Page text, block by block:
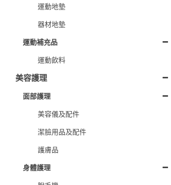
運動地墊
器材地墊
運動補充品
運動飲料
美容護理
面部護理
美容儀及配件
潔臉用品及配件
護膚品
身體護理